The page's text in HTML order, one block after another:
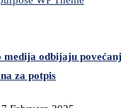
medija odbijaju
za potpis